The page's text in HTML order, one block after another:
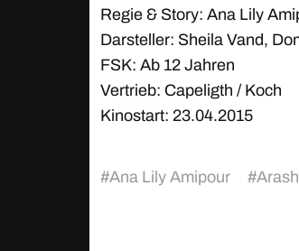
Regie & Story: Ana Lily
Darsteller: Sheila Vand,
FSK: Ab 12 Jahren
Vertrieb: Capeligth / Koch
Kinostart: 23.04.2015
#Ana Lily Amipour #